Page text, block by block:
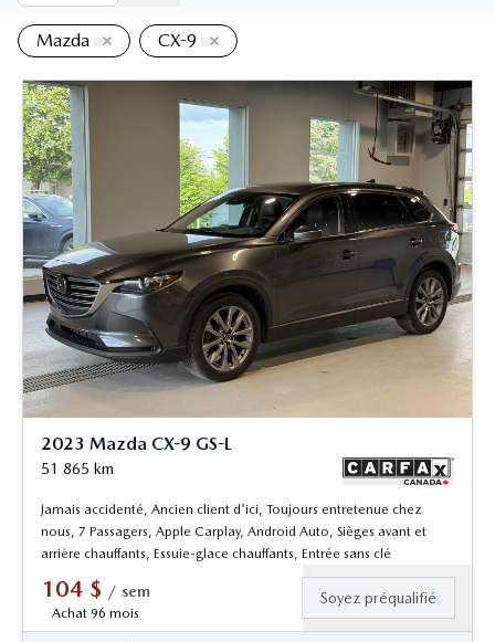
Mazda CX-9
2023 Mazda CX-9 GS-L
51 865 km
Jamais accidenté, Ancien client d'ici, Toujours entretenue chez
nous, 7 Passagers, Apple Carplay, Android Auto, Sièges avant et
arrière chauffants, Essuie-glace chauffants, Entrée sans clé
104 $ / sem
Achat 96 mois
Soyez préqualifié